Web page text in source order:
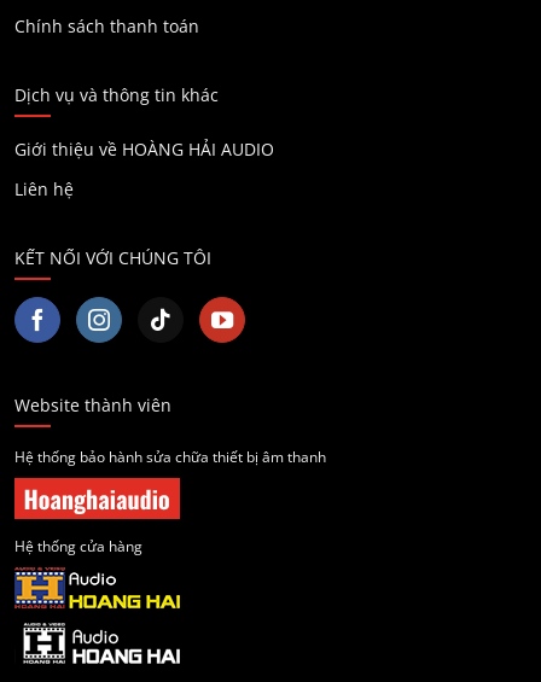
Chính sách thanh toán
Dịch vụ và thông tin khác
Giới thiệu về HOÀNG HẢI AUDIO
Liên hệ
KẾT NỐI VỚI CHÚNG TÔI
Website thành viên
Hệ thống bảo hành sửa chữa thiết bị âm thanh
Hệ thống cửa hàng